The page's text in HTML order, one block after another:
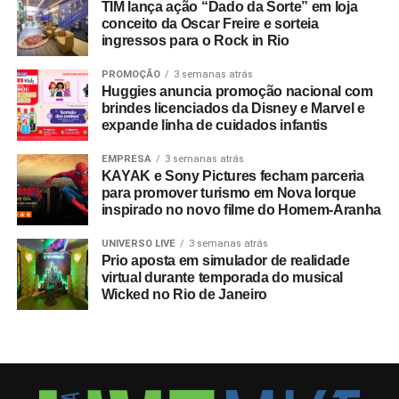
incorporou preceitos ESG diretamente à esteira
operacional de suas entregas. Por meio de uma parceria
com a startup social Comida Invisível (certificada pelo
selo Save Food da FAO/ONU), a agência tornou-se a
primeira do país a integrar a gestão de excedentes
alimentares à operação de seus eventos.
A estreia da metodologia ocorreu em um evento do Banco
BMG, garantindo o reaproveitamento integral de 122,9 kg
de alimentos. A destinação correta resultou na oferta de
614 refeições para pessoas em vulnerabilidade social e
evitou a emissão de 347,7 kg de CO₂ na atmosfera. Hoje,
a destinação socioambiental de excedentes gera
indicadores tangíveis e auditáveis para o portfólio de
clientes da agência.
na frente EAÍ?! Insights. Em 2025, um time executivo da
TIM lança ação “Dado da Sorte” em loja
conceito da Oscar Freire e sorteia
ingressos para o Rock in Rio
PROMOÇÃO 3 semanas atrás
Huggies anuncia promoção nacional com
brindes licenciados da Disney e Marvel e
expande linha de cuidados infantis
EMPRESA 3 semanas atrás
KAYAK e Sony Pictures fecham parceria
para promover turismo em Nova Iorque
inspirado no novo filme do Homem-Aranha
UNIVERSO LIVE 3 semanas atrás
Prio aposta em simulador de realidade
virtual durante temporada do musical
Wicked no Rio de Janeiro